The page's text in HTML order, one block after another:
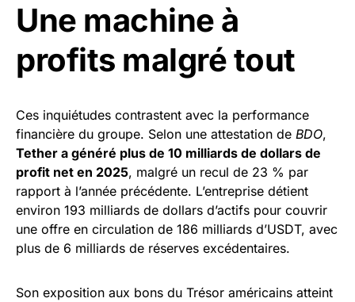
Une machine à
profits malgré tout
Ces inquiétudes contrastent avec la performance
financière du groupe. Selon une attestation de BDO,
Tether a généré plus de 10 milliards de dollars de
profit net en 2025, malgré un recul de 23 % par
rapport à l’année précédente. L’entreprise détient
environ 193 milliards de dollars d’actifs pour couvrir
une offre en circulation de 186 milliards d’USDT, avec
plus de 6 milliards de réserves excédentaires.
Son exposition aux bons du Trésor américains atteint